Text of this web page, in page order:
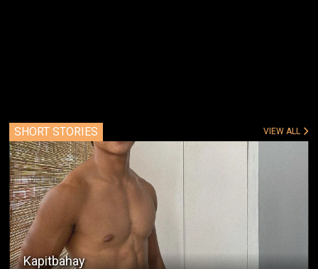
SHORT STORIES VIEW ALL
Kapitbahay